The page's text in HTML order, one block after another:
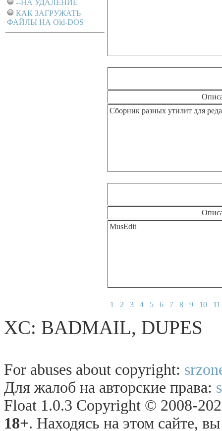
--НА УДАЛЕНИЕ
КАК ЗАГРУЖАТЬ
ФАЙЛЫ НА Old-DOS
Сборник разных утилит для
MusEdit
1 2 3 4 5 6 7 8 9 10 11
ХC: BАDМAIL, DUРES
For abuses about copyright:
Для жалоб на авторские права:
Float 1.0.3 Copyright © 2008-
18+. Находясь на этом сайте,